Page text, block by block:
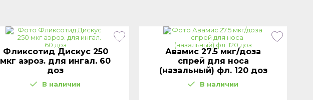
Фликсотид Дискус 250
мкг аэроз. для ингал. 60
доз
В наличии
Авамис 27.5 мкг/доза
спрей для носа
(назальный) фл. 120 доз
В наличии